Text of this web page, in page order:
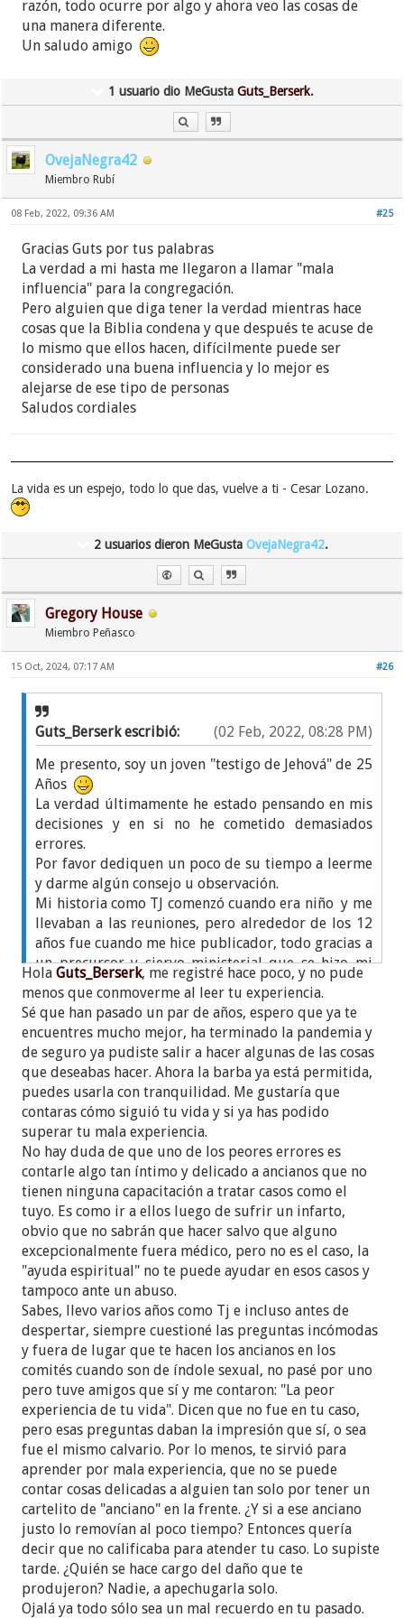
Es decir, me dieron a entender que no les
importaba la verdad en el asunto, sólo querían un
chivo expiatorio para sentirse los mejores ancianos
de lo que decía para no terminar lapidado como
Nabot, usando tortura psicológica en uno de sus
interrogatorios.
¿Sabes? La cicatriz duele al inicio, pero luego te das
cuenta que son cosas que tenían que pasarte para
que tu vida cambiara. Aquello era lo que
personas que no tienen nada del espíritu santo, así
que hoy en día agradezco esa terrible experiencia
como el medio que me ayudó a empezar a alejarme.
Saludos y un abrazo.
razón, todo ocurre por algo y ahora veo las cosas de
una manera diferente.
Un saludo amigo
1 usuario dio MeGusta Guts_Berserk.
OvejaNegra42
Miembro Rubí
#25
08 Feb, 2022, 09:36 AM
Gracias Guts por tus palabras
La verdad a mi hasta me llegaron a llamar "mala
influencia" para la congregación.
Pero alguien que diga tener la verdad mientras hace
cosas que la Biblia condena y que después te acuse de
lo mismo que ellos hacen, difícilmente puede ser
considerado una buena influencia y lo mejor es
alejarse de ese tipo de personas
Saludos cordiales
La vida es un espejo, todo lo que das, vuelve a ti - Cesar Lozano.
2 usuarios dieron MeGusta OvejaNegra42.
Gregory House
Miembro Peñasco
#26
15 Oct, 2024, 07:17 AM
(02 Feb, 2022, 08:28 PM)
Guts_Berserk escribió:
Me presento, soy un joven "testigo de Jehová" de 25
Años
La verdad últimamente he estado pensando en mis
decisiones y en si no he cometido demasiados
errores.
Por favor dediquen un poco de su tiempo a leerme
y darme algún consejo u observación.
Mi historia como TJ comenzó cuando era niño y me
llevaban a las reuniones, pero alrededor de los 12
años fue cuando me hice publicador, todo gracias a
un precursor y siervo ministerial que se hizo mi
"amigo".
A los 14 llegué a bautizarme en una asamblea de
distrito. Pero sentía que algo no estaba bien, no
estaba satisfecho con mis acciones. Sin embargo, mi
progreso espiritual era excelente: de inmediato
emprendí el precursorado regular, con el tiempo
fui siervo ministerial y contaba con el apoyo de los
ancianos y el resto de la congregación. Pero, algo
desagradable pasó.
Debido a ciertas circunstancias sufrí un abuso
sexual, ya siendo mayor de edad... en ese momento
no supe qué hacer, me culpé, intenté suicidarme,
caí en depresión, ansiedad... y no encontré a nadie
en quién confiar y pedir ayuda. Intenté con una
psicóloga pero fue mucho peor, así que luego de
pensarlo demasiado cometí el peor error que
puede hacer un siervo de Dios 8) así es, acudir con
los ancianos.
Fue tan... no sé, no hay una palabra para describir
lo que sentí en esos momentos. A ese anciano lo
consideraba un amigo, debido a que creía que me
apreciaba sinceramente, así que entre lágrimas y
sollozos le confesé lo que había pasado.
Esperaba que me diera un abrazo, que me dijera
que todo estaba bien, que me apreciaba y que me
quería. Pero no pasó nada de eso, su única
respuesta fue: tenemos que hablar con el
superintendente de circuito. En esos momentos me
sentí peor, confesarle esto ahora a otra persona...
pero ya no había marcha atrás, ya la había [palabra
malsonante].
La siguiente conversación donde estábamos los 3
HolaGuts_Berserk, me registré hace poco, y no pude
menos que conmoverme al leer tu experiencia.
Sé que han pasado un par de años, espero que ya te
encuentres mucho mejor, ha terminado la pandemia y
de seguro ya pudiste salir a hacer algunas de las cosas
que deseabas hacer. Ahora la barba ya está permitida,
puedes usarla con tranquilidad. Me gustaría que
contaras cómo siguió tu vida y si ya has podido
superar tu mala experiencia.
No hay duda de que uno de los peores errores es
contarle algo tan íntimo y delicado a ancianos que no
tienen ninguna capacitación a tratar casos como el
tuyo. Es como ir a ellos luego de sufrir un infarto,
obvio que no sabrán que hacer salvo que alguno
excepcionalmente fuera médico, pero no es el caso, la
"ayuda espiritual" no te puede ayudar en esos casos y
tampoco ante un abuso.
Sabes, llevo varios años como Tj e incluso antes de
despertar, siempre cuestioné las preguntas incómodas
y fuera de lugar que te hacen los ancianos en los
comités cuando son de índole sexual, no pasé por uno
pero tuve amigos que sí y me contaron: "La peor
experiencia de tu vida". Dicen que no fue en tu caso,
pero esas preguntas daban la impresión que sí, o sea
fue el mismo calvario. Por lo menos, te sirvió para
aprender por mala experiencia, que no se puede
contar cosas delicadas a alguien tan solo por tener un
cartelito de "anciano" en la frente. ¿Y si a ese anciano
justo lo removían al poco tiempo? Entonces quería
decir que no calificaba para atender tu caso. Lo supiste
tarde. ¿Quién se hace cargo del daño que te
produjeron? Nadie, a apechugarla solo.
Ojalá ya todo sólo sea un mal recuerdo en tu pasado.